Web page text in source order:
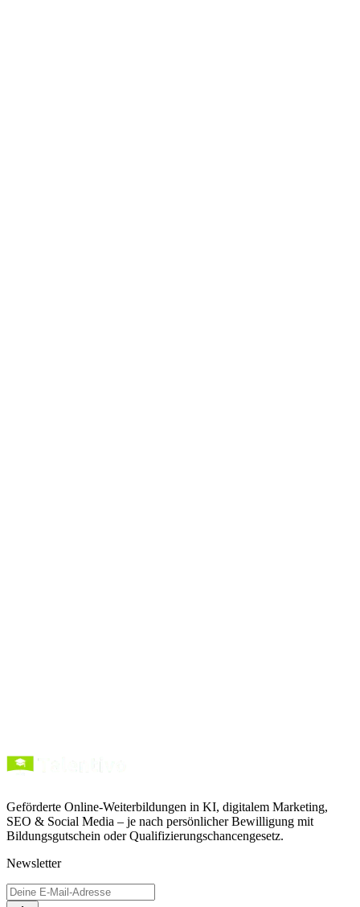
Geförderte Online-Weiterbildungen in KI, digitalem Marketing,
SEO & Social Media – je nach persönlicher Bewilligung mit
Bildungsgutschein oder Qualifizierungschancengesetz.
Newsletter